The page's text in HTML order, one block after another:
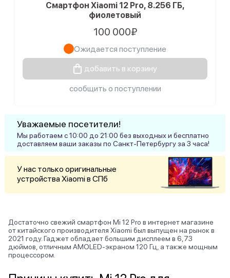
Смартфон Xiaomi 12 Pro, 8.256 ГБ,
фиолетовый
100 000₽
Ожидается поступление
добавить в корзину
сообщить о поступлении
Уважаемые посетители!
Мы работаем с 10:00 до 21:00 без выходных и бесплатно
доставляем ваши заказы по Санкт-Петербургу за 3 часа!
У нас только оригинальные
устройства Xiaomi в СПб
Достаточно свежий смартфон Mi 12 Pro в интернет магазине
от китайского производителя Xiaomi был выпущен на рынок в
2021 году. Гаджет обладает большим дисплеем в 6,73
дюймов, отличным AMOLED-экраном 120 Гц, а также мощным
процессором.